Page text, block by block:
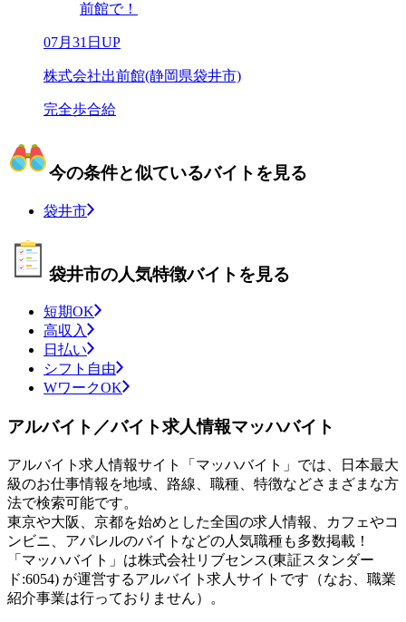
前館で！
07月31日UP
株式会社出前館(静岡県袋井市)
完全歩合給
今の条件と似ているバイトを見る
袋井市
袋井市の人気特徴バイトを見る
短期OK
高収入
日払い
シフト自由
WワークOK
アルバイト／バイト求人情報マッハバイト
アルバイト求人情報サイト「マッハバイト」では、日本最大
級のお仕事情報を地域、路線、職種、特徴などさまざまな方
法で検索可能です。
東京や大阪、京都を始めとした全国の求人情報、カフェやコ
ンビニ、アパレルのバイトなどの人気職種も多数掲載！
「マッハバイト」は株式会社リブセンス(東証スタンダー
ド:6054) が運営するアルバイト求人サイトです（なお、職業
紹介事業は行っておりません）。